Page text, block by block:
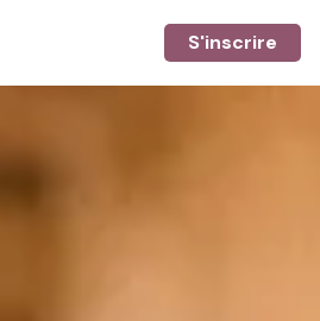
S'inscrire